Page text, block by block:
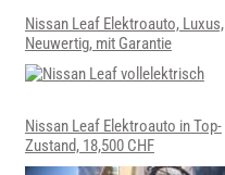
Nissan Leaf Elektroauto, Luxus,
Neuwertig, mit Garantie
Nissan Leaf Elektroauto in Top-
Zustand, 18,500 CHF